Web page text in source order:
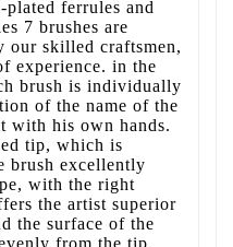
plated ferrules and
7 brushes are
our skilled craftsmen,
experience. in the
brush is individually
of the name of the
with his own hands.
tip, which is
brush excellently
with the right
the artist superior
the surface of the
from the tip.